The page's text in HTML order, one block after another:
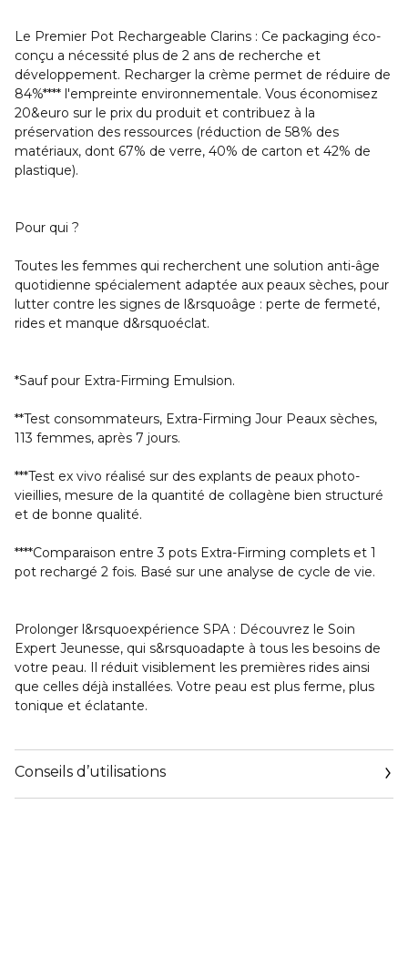
Le Premier Pot Rechargeable Clarins : Ce packaging éco-
conçu a nécessité plus de 2 ans de recherche et
développement. Recharger la crème permet de réduire de
84%**** l'empreinte environnementale. Vous économisez
20&euro sur le prix du produit et contribuez à la
préservation des ressources (réduction de 58% des
matériaux, dont 67% de verre, 40% de carton et 42% de
plastique).
Pour qui ?
Toutes les femmes qui recherchent une solution anti-âge
quotidienne spécialement adaptée aux peaux sèches, pour
lutter contre les signes de l&rsquoâge : perte de fermeté,
rides et manque d&rsquoéclat.
*Sauf pour Extra-Firming Emulsion.
**Test consommateurs, Extra-Firming Jour Peaux sèches,
113 femmes, après 7 jours.
***Test ex vivo réalisé sur des explants de peaux photo-
vieillies, mesure de la quantité de collagène bien structuré
et de bonne qualité.
****Comparaison entre 3 pots Extra-Firming complets et 1
pot rechargé 2 fois. Basé sur une analyse de cycle de vie.
Prolonger l&rsquoexpérience SPA : Découvrez le Soin
Expert Jeunesse, qui s&rsquoadapte à tous les besoins de
votre peau. Il réduit visiblement les premières rides ainsi
que celles déjà installées. Votre peau est plus ferme, plus
tonique et éclatante.
Conseils d’utilisations